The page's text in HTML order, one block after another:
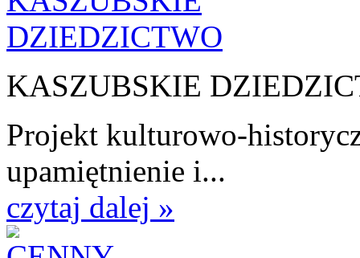
KASZUBSKIE
Projekt kulturowo-
upamiętnienie i...
czytaj dalej »